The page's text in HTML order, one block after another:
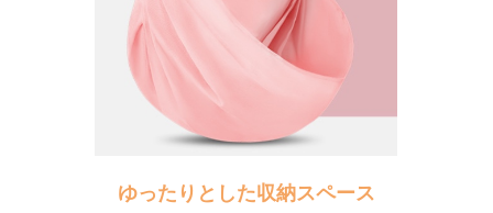
ゆったりとした収納スペース